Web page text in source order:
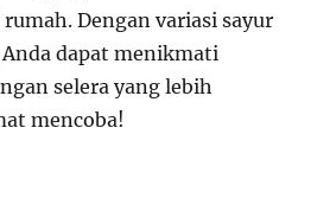
Dengan variasi sayur
dapat menikmati
selera yang lebih
mencoba!